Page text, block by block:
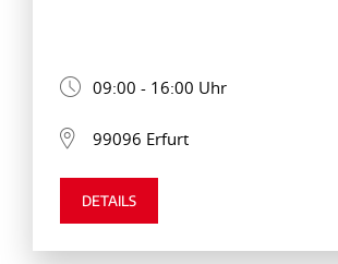
09:00 - 16:00 Uhr
99096 Erfurt
DETAILS